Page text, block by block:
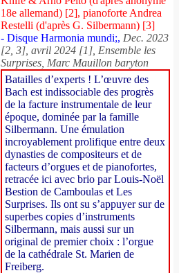
18e allemand) [2], pianoforte Andrea
Restelli (d'après G. Silbermann) [3]
- Disque Harmonia mundi;, Dec. 2023
[2, 3], avril 2024 [1], Ensemble les
Surprises, Marc Mauillon baryton
Batailles d’experts ! L’œuvre des
Bach est indissociable des progrès
de la facture instrumentale de leur
époque, dominée par la famille
Silbermann. Une émulation
incroyablement prolifique entre deux
dynasties de compositeurs et de
facteurs d’orgues et de pianofortes,
retracée ici avec brio par Louis-Noël
Bestion de Camboulas et Les
Surprises. Ils ont su s’appuyer sur de
superbes copies d’instruments
Silbermann, mais aussi sur un
original de premier choix : l’orgue
de la cathédrale St. Marien de
Freiberg.